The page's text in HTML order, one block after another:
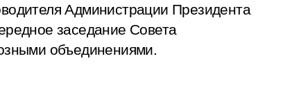
Администрации Президента
заседание Совета
объединениями.